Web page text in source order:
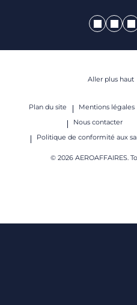
Plan du site Mentions légales
Nous contacter
Politique de conformité aux
© 2026 AEROAFFAIRES.
Aller plus haut